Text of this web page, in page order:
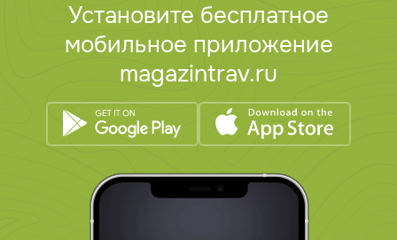
Установите бесплатное
мобильное приложение
magazintrav.ru